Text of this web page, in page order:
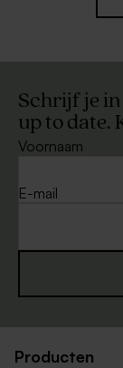
Schrijf je
up to date.
Voornaam
E-mail
Producten